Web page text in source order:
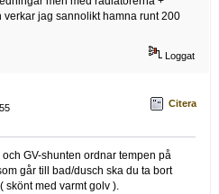
jag sannolikt hamna runt 200
Loggat
Citera
GV-shunten ordnar tempen på
går till bad/dusch ska du ta bort
skönt med varmt golv ).